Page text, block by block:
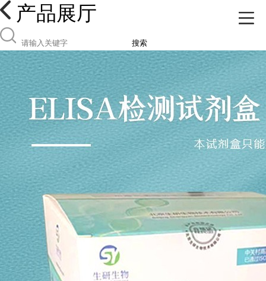
产品展厅
搜索